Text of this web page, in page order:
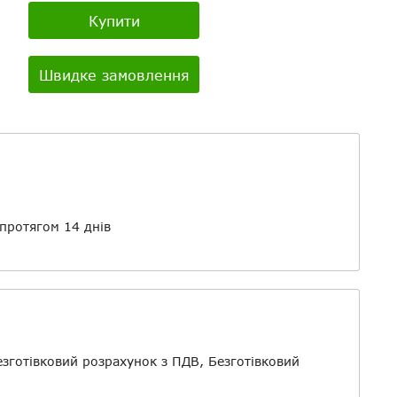
Купити
Швидке замовлення
14 днів
розрахунок з ПДВ, Безготівковий